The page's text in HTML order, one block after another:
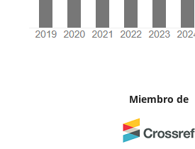
Miembro de